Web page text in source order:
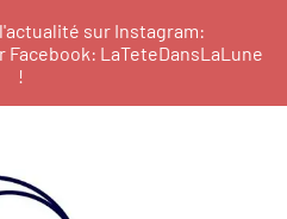
sur Instagram:
LaTeteDansLaLune
!